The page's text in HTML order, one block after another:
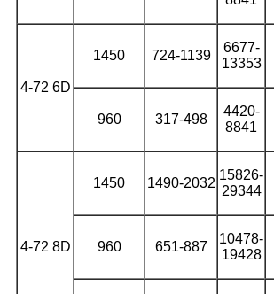
4-72 6D
1450 724-1139
6677-
13353
960 317-498
4420-
8841
4-72 8D
1450 1490-2032
15826-
29344
960 651-887
10478-
19428